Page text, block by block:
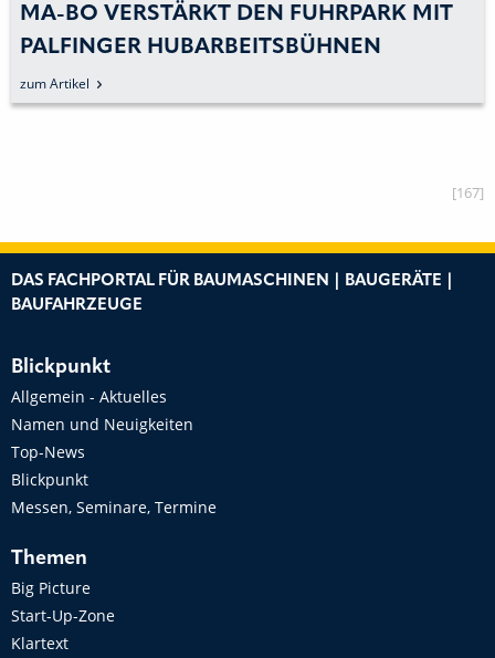
MA-BO VERSTÄRKT DEN FUHRPARK MIT
PALFINGER HUBARBEITSBÜHNEN
zum Artikel
[167]
DAS FACHPORTAL FÜR BAUMASCHINEN | BAUGERÄTE |
BAUFAHRZEUGE
Blickpunkt
Allgemein - Aktuelles
Namen und Neuigkeiten
Top-News
Blickpunkt
Messen, Seminare, Termine
Themen
Big Picture
Start-Up-Zone
Klartext